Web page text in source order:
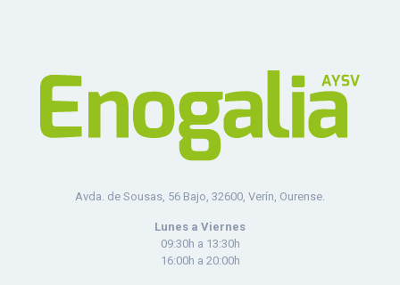
Avda. de Sousas, 56 Bajo, 32600, Verín, Ourense.
Lunes a Viernes
09:30h a 13:30h
16:00h a 20:00h